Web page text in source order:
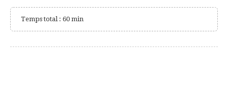
Temps total : 60 min